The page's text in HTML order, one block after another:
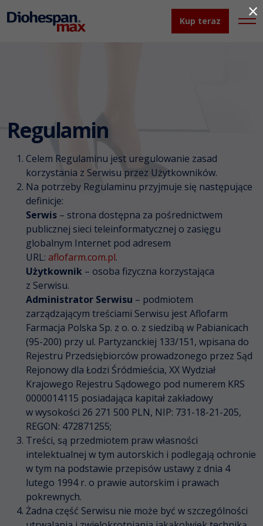
Kup teraz
Regulamin
Celem Regulaminu jest uregulowanie zasad
korzystania z Serwisu przez Użytkowników.
Na potrzeby Regulaminu przyjmuje się następujące
definicje:
Serwis – strona dostępna za pośrednictwem
publicznej sieci teleinformatycznej o zasięgu
globalnym Internet pod adresem
URL: aflofarm.com.pl.
Użytkownik – osoba fizyczna korzystająca
z Serwisu.
Administrator Serwisu – podmiotem
zarządzającym treściami Serwisu jest Aflofarm
Farmacja Polska Sp. z o. o. z siedzibą w Pabianicach
(95-200) przy ul. Partyzanckiej 133/151, wpisana do
Rejestru Przedsiębiorców prowadzonego przez Sąd
Rejonowy dla Łodzi Śródmieścia, XX Wydział
Krajowego Rejestru Sądowego pod numerem KRS
0000014115 posiadająca kapitał zakładowy
w wysokości 26 271 500 PLN, NIP: 731-18-21-205,
REGON: 472871255;
Treści, są przedmiotem praw własności
intelektualnej w tym autorskich i podlegają ochronie
w tym na podstawie przepisów ustawy z dnia 4
lutego 1994 r. o prawie autorskim i prawach
pokrewnych.
Żadna część Serwisu nie może być w szczególności
×